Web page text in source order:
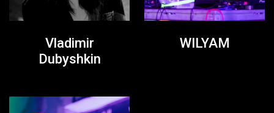
Vladimir
Dubyshkin
WILYAM